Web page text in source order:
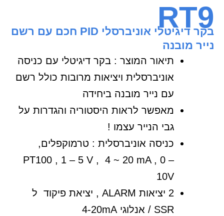
RT9
בקר דיגיטלי אוניברסלי PID חכם עם רשם
נייר מובנה
תיאור המוצר : בקר דיגיטלי עם כניסה
אוניברסלית ויציאות מרובות כולל רשם
עם נייר מובנה ביחידה
מאפשר לראות היסטוריה והגדרות על
גבי הנייר עצמו !
כניסה אוניברסלית : טרמוקפלים,
PT100 , 1 – 5 V , 4 ~ 20 mA , 0 –
10V
2 יציאות ALARM , יציאת פיקוד ל
SSR / אנלוגי 4-20mA